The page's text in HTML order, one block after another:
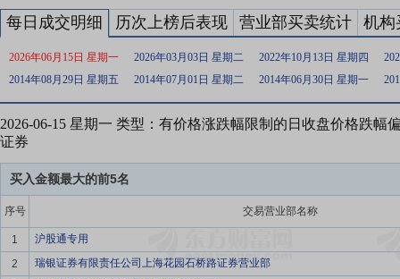
每日成交明细 历次上榜后表现 营业部买卖统计 机构
2026年06月15日 星期一 2026年03月03日 星期二 2022年10月13日 星期四
2014年08月29日 星期五
2014年07月01日 星期二 2014年06月30日 星期一
2026-06-15 星期一 类型：有价格涨跌幅限制的日收盘价格跌幅
证券
买入金额最大的前5名
序号 交易营业部名称
1
沪股通专用
2
瑞银证券有限责任公司上海花园石桥路证券营业部